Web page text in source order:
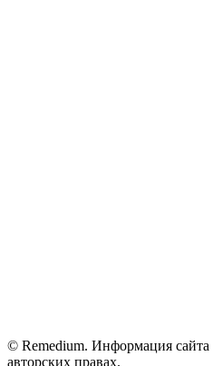
© Remedium. Информация
авторских правах.